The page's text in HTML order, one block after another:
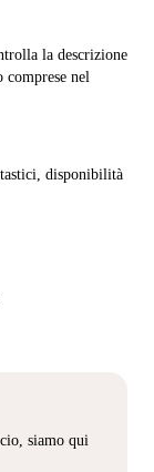
la descrizione
comprese nel
disponibilità
siamo qui